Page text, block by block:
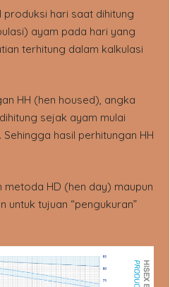
produksi hari saat dihitung
ayam pada hari yang
terhitung dalam kalkulasi
HH (hen housed), angka
sejak ayam mulai
hasil perhitungan HH
HD (hen day) maupun
untuk tujuan “pengukuran”